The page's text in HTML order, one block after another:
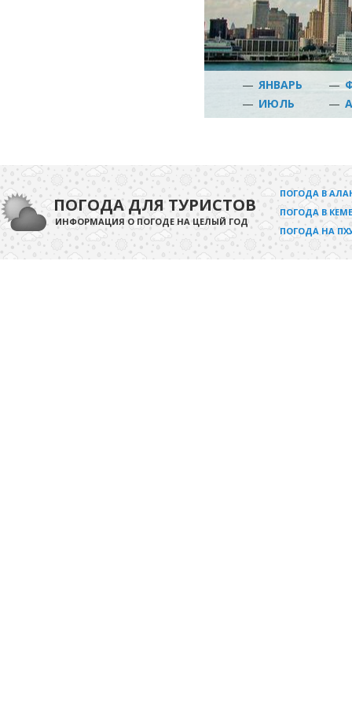
— ЯНВАРЬ —
— ИЮЛЬ —
ПОГОДА ДЛЯ ТУРИСТОВ
ИНФОРМАЦИЯ О ПОГОДЕ НА ЦЕЛЫЙ ГОД
ПОГОДА В
ПОГОДА В
ПОГОДА НА